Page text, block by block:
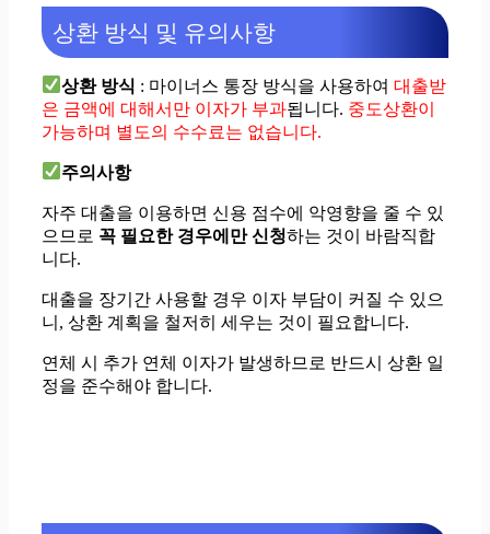
상환 방식 및 유의사항
상환 방식 : 마이너스 통장 방식을 사용하여대출받
은 금액에 대해서만 이자가 부과됩니다. 중도상환이
가능하며 별도의 수수료는 없습니다.
주의사항
자주 대출을 이용하면 신용 점수에 악영향을 줄 수 있
으므로 꼭 필요한 경우에만 신청하는 것이 바람직합
니다.
대출을 장기간 사용할 경우 이자 부담이 커질 수 있으
니, 상환 계획을 철저히 세우는 것이 필요합니다.
연체 시 추가 연체 이자가 발생하므로 반드시 상환 일
정을 준수해야 합니다.